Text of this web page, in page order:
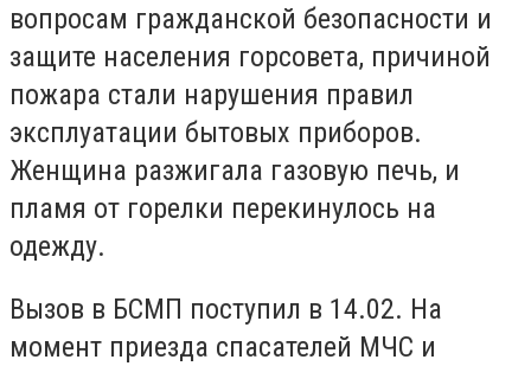
вопросам гражданской безопасности и
защите населения горсовета, причиной
пожара стали нарушения правил
эксплуатации бытовых приборов.
Женщина разжигала газовую печь, и
пламя от горелки перекинулось на
одежду.
Вызов в БСМП поступил в 14.02. На
момент приезда спасателей МЧС и